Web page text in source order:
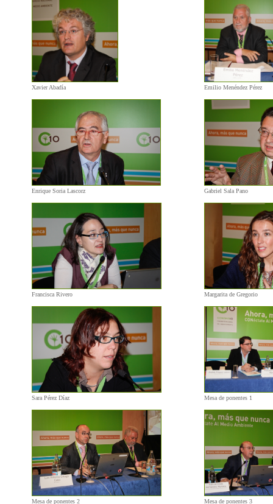
Xavier Abadía Emilio Menéndez Pérez
Enrique Soria Lascorz Gabriel Sala Pano
Francisca Rivero Margarita de Gregorio
Sara Pérez Díaz Mesa de ponentes 1
Mesa de ponentes 2 Mesa de ponentes 3